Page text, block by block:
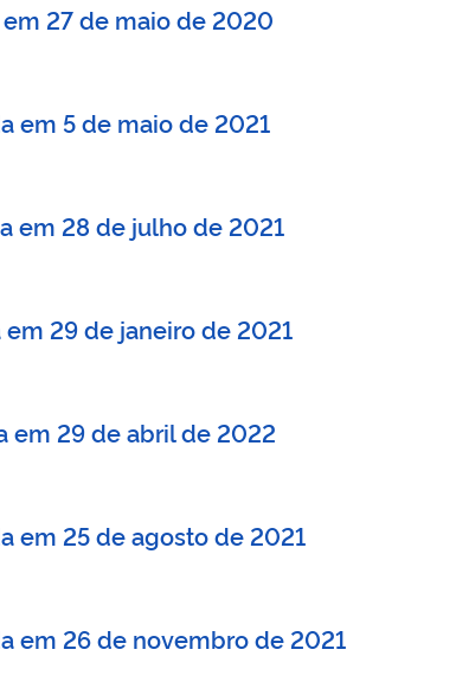
em 27 de maio de 2020
em 5 de maio de 2021
em 28 de julho de 2021
em 29 de janeiro de 2021
em 29 de abril de 2022
em 25 de agosto de 2021
em 26 de novembro de 2021